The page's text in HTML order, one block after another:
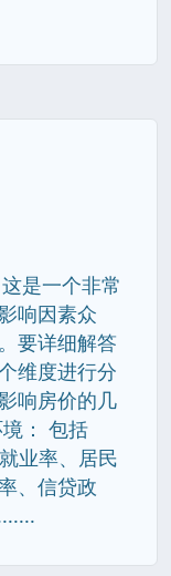
是一个非常
响因素众
要详细解答
维度进行分
响房价的几
： 包括
业率、居民
、信贷政